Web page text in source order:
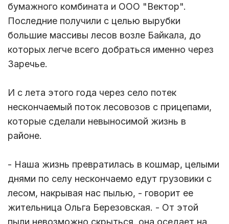
бумажного комбината и ООО "Вектор".
Последние получили с целью вырубки
большие массивы лесов возле Байкала, до
которых легче всего добраться именно через
Заречье.
И с лета этого года через село потек
нескончаемый поток лесовозов с прицепами,
которые сделали невыносимой жизнь в
районе.
- Наша жизнь превратилась в кошмар, целыми
днями по селу нескончаемо едут грузовики с
лесом, накрывая нас пылью, - говорит ее
жительница Ольга Березовская. - От этой
пыли невозможно скрыться, она оседает на